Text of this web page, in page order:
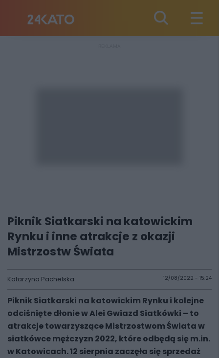
Piknik Siatkarski na katowickim
Rynku i inne atrakcje z okazji
Mistrzostw Świata
Katarzyna Pachelska 12/08/2022 - 15:24
Piknik Siatkarski na katowickim Rynku i kolejne
odciśnięte dłonie w Alei Gwiazd Siatkówki – to
atrakcje towarzyszące Mistrzostwom Świata w
siatkówce mężczyzn 2022, które odbędą się m.in.
w Katowicach. 12 sierpnia zaczęła się sprzedaż